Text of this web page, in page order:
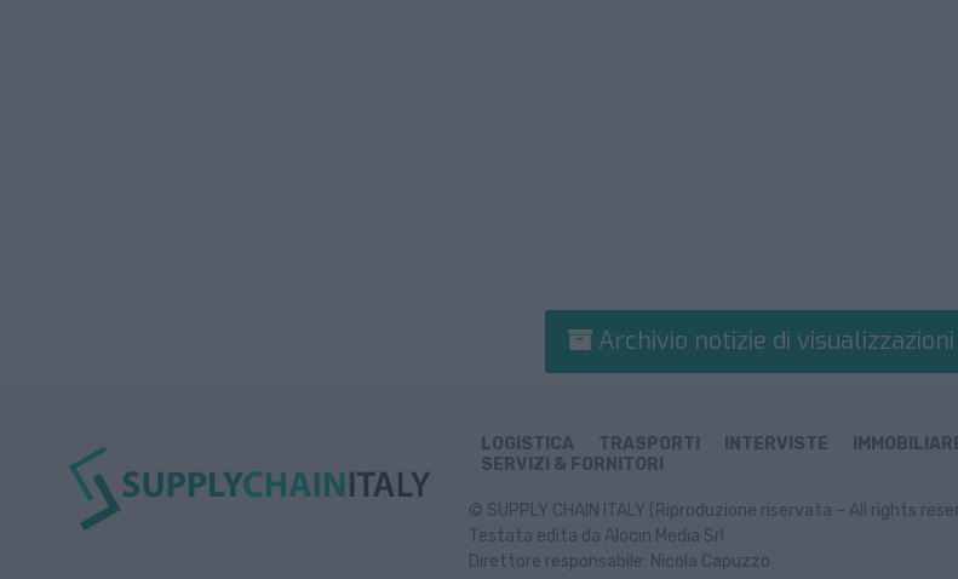
Archivio notizie di
LOGISTICA TRASPORTI INTERVISTE
SERVIZI & FORNITORI
© SUPPLY CHAIN ITALY (Riproduzione riservata – All rights
Testata edita da Alocin Media Srl
Direttore responsabile: Nicola Capuzzo